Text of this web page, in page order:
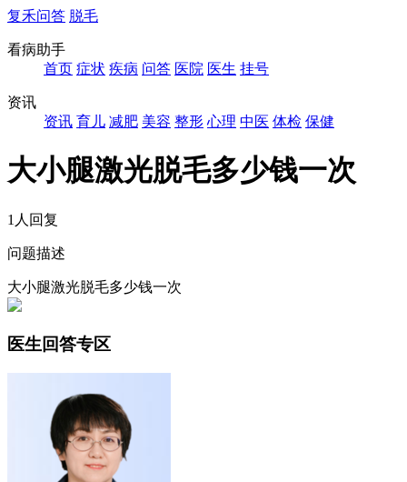
复禾问答 脱毛
看病助手
首页 症状 疾病 问答 医院 医生 挂号
资讯
资讯 育儿 减肥 美容 整形 心理 中医 体检 保健
大小腿激光脱毛多少钱一次
1人回复
问题描述
大小腿激光脱毛多少钱一次
医生回答专区